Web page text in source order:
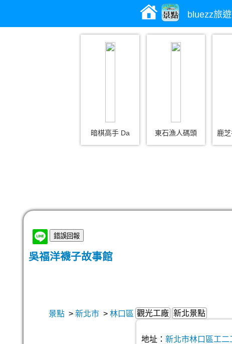
bluezz旅
暗棋高手 Da 東石漁人碼頭 鹿
吳福洋襪子故事館
景點 > 新北市 > 林口區 觀光工廠 新北景點
地址： 新北市林口區工